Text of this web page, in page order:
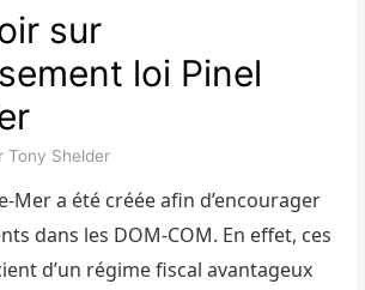
sur
loi Pinel
Tony Shelder
Mer a été créée afin d’encourager
dans les DOM-COM. En effet, ces
d’un régime fiscal avantageux